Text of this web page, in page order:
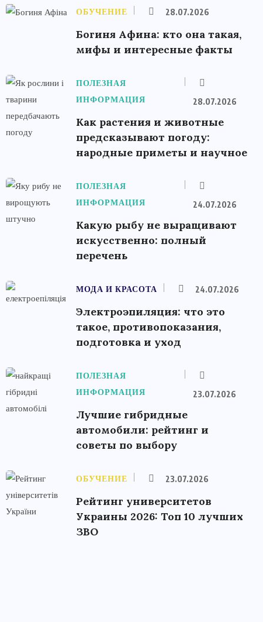
ОБУЧЕНИЕ 28.07.2026
Богиня Афина: кто она такая,
мифы и интересные факты
ПОЛЕЗНАЯ
ИНФОРМАЦИЯ
28.07.2026
Как растения и животные
предсказывают погоду:
народные приметы и научное
ПОЛЕЗНАЯ
ИНФОРМАЦИЯ
24.07.2026
Какую рыбу не выращивают
искусственно: полный
перечень
МОДА И КРАСОТА 24.07.2026
Электроэпиляция: что это
такое, противопоказания,
подготовка и уход
ПОЛЕЗНАЯ
ИНФОРМАЦИЯ
23.07.2026
Лучшие гибридные
автомобили: рейтинг и
советы по выбору
ОБУЧЕНИЕ 23.07.2026
Рейтинг университетов
Украины 2026: Топ 10 лучших
ЗВО